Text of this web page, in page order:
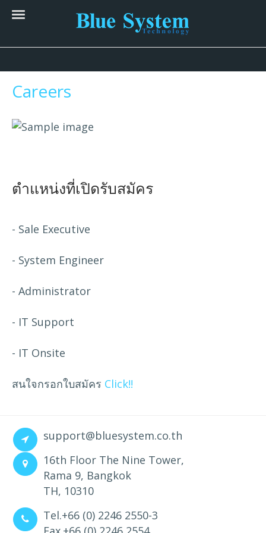
Careers
ตำแหน่งที่เปิดรับสมัคร
- Sale Executive
- System Engineer
- Administrator
- IT Support
- IT Onsite
สนใจกรอกใบสมัคร Click!!
support@bluesystem.co.th
16th Floor The Nine Tower,
Rama 9, Bangkok
TH, 10310
Tel.+66 (0) 2246 2550-3